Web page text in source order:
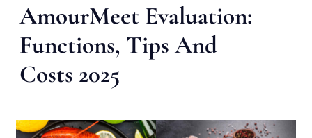
AmourMeet Evaluation:
Functions, Tips And
Costs 2025